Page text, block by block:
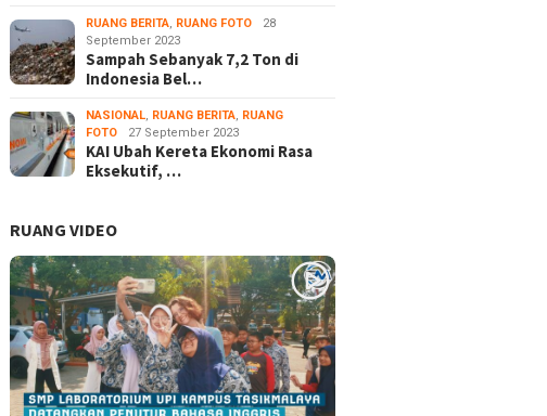
RUANG BERITA, RUANG FOTO
28
September 2023
Sampah Sebanyak 7,2 Ton di
Indonesia Bel…
NASIONAL, RUANG BERITA, RUANG
FOTO
27 September 2023
KAI Ubah Kereta Ekonomi Rasa
Eksekutif, …
RUANG VIDEO